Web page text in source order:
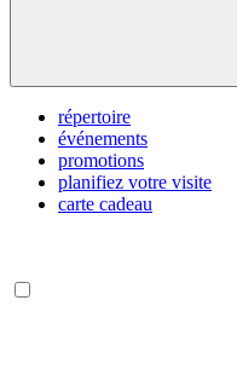
répertoire
événements
promotions
planifiez votre visite
carte cadeau